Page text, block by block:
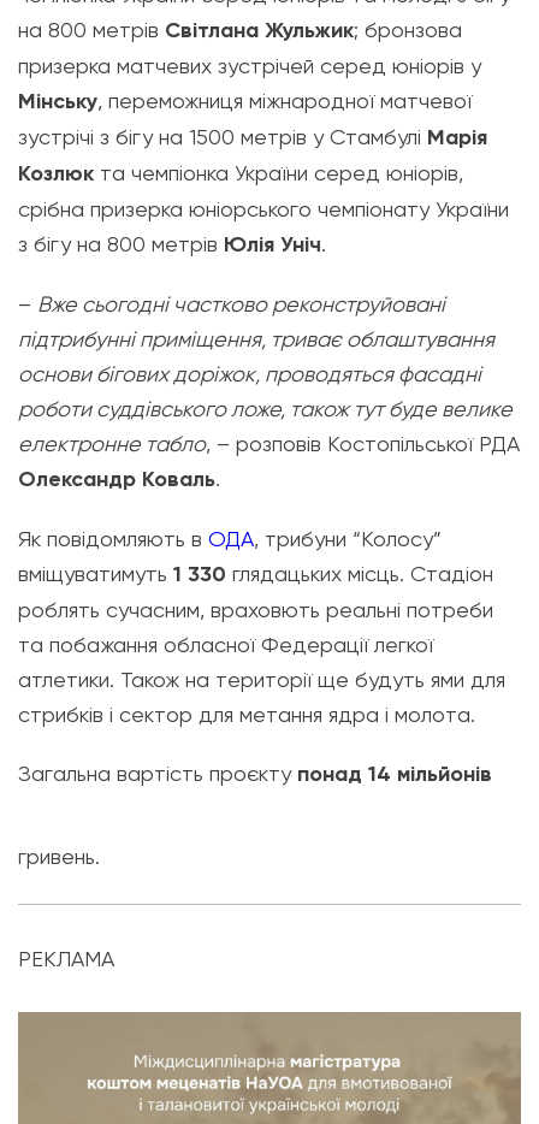
на 800 метрів Світлана Жульжик; бронзова
призерка матчевих зустрічей серед юніорів у
Мінську, переможниця міжнародної матчевої
зустрічі з бігу на 1500 метрів у Стамбулі Марія
Козлюк та чемпіонка України серед юніорів,
срібна призерка юніорського чемпіонату України
з бігу на 800 метрів Юлія Уніч.
– Вже сьогодні частково реконструйовані
підтрибунні приміщення, триває облаштування
основи бігових доріжок, проводяться фасадні
роботи суддівського ложе, також тут буде велике
електронне табло, – розповів Костопільської РДА
Олександр Коваль.
Як повідомляють в ОДА, трибуни “Колосу”
вміщуватимуть 1 330 глядацьких місць. Cтадіон
роблять сучасним, враховють реальні потреби
та побажання обласної Федерації легкої
атлетики. Також на території ще будуть ями для
стрибків і сектор для метання ядра і молота.
Загальна вартість проєкту понад 14 мільйонів
гривень.
РЕКЛАМА